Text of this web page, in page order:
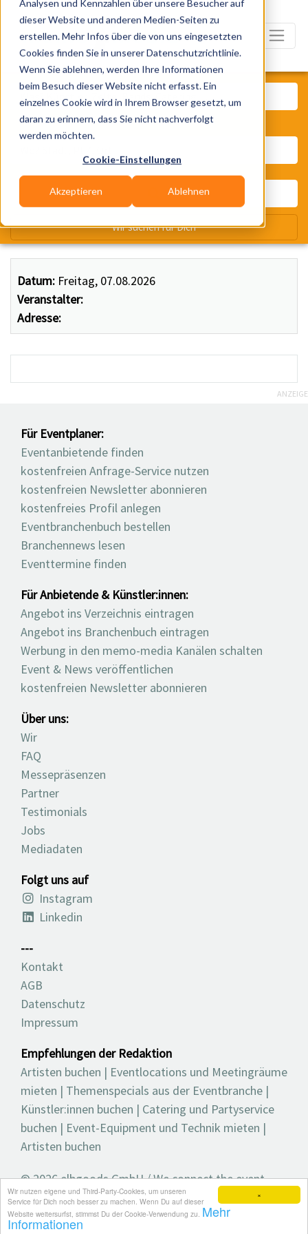
×
Wir nutzen eigene und Third-Party-Cookies, um unseren
Service für Dich noch besser zu machen. Wenn Du auf dieser
Website weitersurfst, stimmst Du der Cookie-Verwendung zu. Mehr
Informationen
Analysen und Kennzahlen über unsere Besucher auf
dieser Website und anderen Medien-Seiten zu
erstellen. Mehr Infos über die von uns eingesetzten
Cookies finden Sie in unserer Datenschutzrichtlinie.
Wenn Sie ablehnen, werden Ihre Informationen
beim Besuch dieser Website nicht erfasst. Ein
einzelnes Cookie wird in Ihrem Browser gesetzt, um
daran zu erinnern, dass Sie nicht nachverfolgt
werden möchten.
Cookie-Einstellungen
Akzeptieren Ablehnen
Datum: Freitag, 07.08.2026
Veranstalter:
Adresse:
Was? Künstler, Zelte, Bands,
Wir suchen für Dich
ANZEIGE
Für Eventplaner:
Eventanbietende finden
kostenfreien Anfrage-Service nutzen
kostenfreien Newsletter abonnieren
kostenfreies Profil anlegen
Eventbranchenbuch bestellen
Branchennews lesen
Eventtermine finden
Für Anbietende & Künstler:innen:
Angebot ins Verzeichnis eintragen
Angebot ins Branchenbuch eintragen
Werbung in den memo-media Kanälen schalten
Event & News veröffentlichen
kostenfreien Newsletter abonnieren
Über uns:
Wir
FAQ
Messepräsenzen
Partner
Testimonials
Jobs
Mediadaten
Folgt uns auf
Instagram
Linkedin
---
Kontakt
AGB
Datenschutz
Impressum
Empfehlungen der Redaktion
Artisten buchen | Eventlocations und Meetingräume
mieten | Themenspecials aus der Eventbranche |
Künstler:innen buchen | Catering und Partyservice
buchen | Event-Equipment und Technik mieten |
Artisten buchen
© 2026 elbgoods GmbH / We connect the event
industry / Medienvielfalt für die Eventplanung /
Eventbranchenbuch, Blog, Magazin und mehr